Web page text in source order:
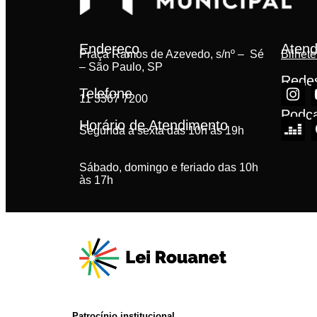
Endereço
Praça Ramos de Azevedo, s/nº – Sé
– São Paulo, SP
Telefone
11 3367 7200
Horário de Atendimento
Segunda à sexta das 10h às 19h
Sábado, domingo e feriado das 10h
às 17h